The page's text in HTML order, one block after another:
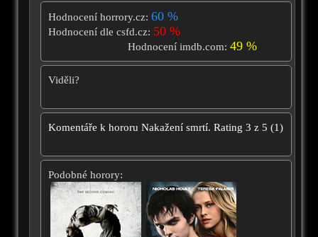
Hodnocení horrory.cz: 60 %
Hodnocení dle csfd.cz: 50 %
Hodnocení imdb.com:49 %
Viděli?
Komentáře k hororu Nakažení smrtí. Rating 3 z 5 (1)
Podobné horory: